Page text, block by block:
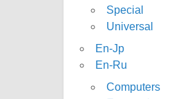
Special
Universal
En-Jp
En-Ru
Computers